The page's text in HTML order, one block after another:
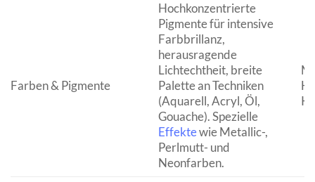
Farben & Pigmente
Hochkonzentrierte
Pigmente für intensive
Farbbrillanz,
herausragende
Lichtechtheit, breite
Palette an Techniken
(Aquarell, Acryl, Öl,
Gouache). Spezielle
Effektewie Metallic-,
Perlmutt- und
Neonfarben.